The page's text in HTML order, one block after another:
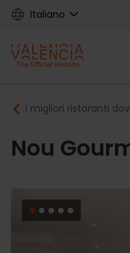
Skip
content
Italiano
Main
navigation
I migliori ristoranti
Nou